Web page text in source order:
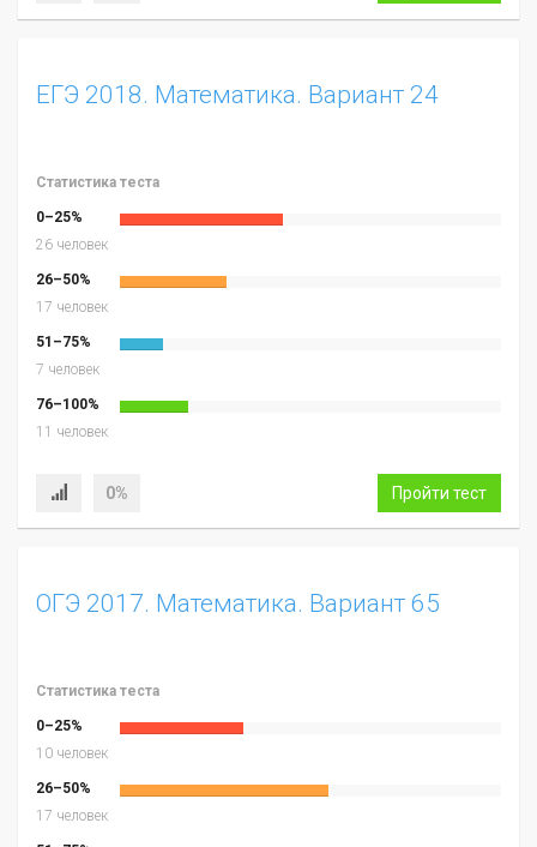
ЕГЭ 2018. Математика. Вариант 24
Статистика теста
0–25%
26 человек
26–50%
17 человек
51–75%
7 человек
76–100%
11 человек
0% Пройти тест
ОГЭ 2017. Математика. Вариант 65
Статистика теста
0–25%
10 человек
26–50%
17 человек